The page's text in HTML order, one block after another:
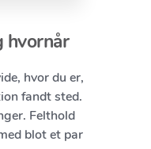
hvornår
hvor du er,
fandt sted.
Felthold
blot et par